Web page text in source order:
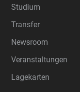
Studium
Transfer
Newsroom
Veranstaltungen
Lagekarten